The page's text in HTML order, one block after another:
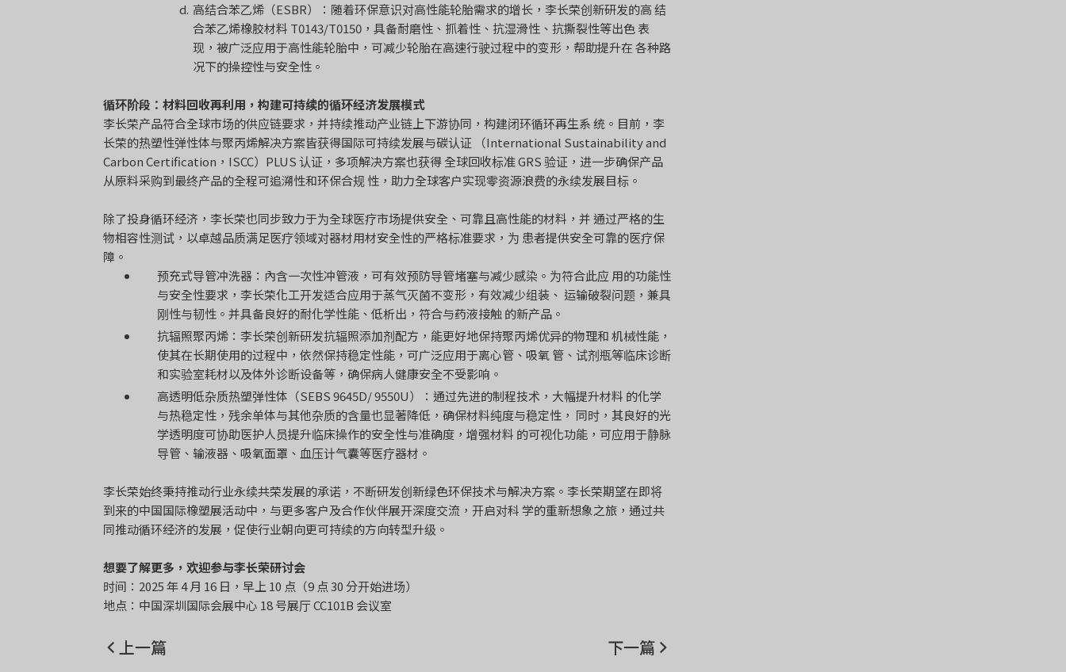
高结合苯乙烯（ESBR）：随着环保意识对高性能轮胎需求的增长，李长荣创新研发的高 结
合苯乙烯橡胶材料 T0143/T0150，具备耐磨性、抓着性、抗湿滑性、抗撕裂性等出色 表
现，被广泛应用于高性能轮胎中，可减少轮胎在高速行驶过程中的变形，帮助提升在 各种路
况下的操控性与安全性。
循环阶段：材料回收再利用，构建可持续的循环经济发展模式
李长荣产品符合全球市场的供应链要求，并持续推动产业链上下游协同，构建闭环循环再生系 统。目前，李
长荣的热塑性弹性体与聚丙烯解决方案皆获得国际可持续发展与碳认证 （International Sustainability and
Carbon Certification，ISCC）PLUS 认证，多项解决方案也获得 全球回收标准 GRS 验证，进一步确保产品
从原料采购到最终产品的全程可追溯性和环保合规 性，助力全球客户实现零资源浪费的永续发展目标。
除了投身循环经济，李长荣也同步致力于为全球医疗市场提供安全、可靠且高性能的材料，并 通过严格的生
物相容性测试，以卓越品质满足医疗领域对器材用材安全性的严格标准要求，为 患者提供安全可靠的医疗保
障。
预充式导管冲洗器：內含一次性冲管液，可有效预防导管堵塞与减少感染。为符合此应 用的功能性
与安全性要求，李长荣化工开发适合应用于蒸气灭菌不变形，有效减少组装、 运输破裂问题，兼具
刚性与韧性。并具备良好的耐化学性能、低析出，符合与药液接触 的新产品。
抗辐照聚丙烯：李长荣创新研发抗辐照添加剂配方，能更好地保持聚丙烯优异的物理和 机械性能，
使其在长期使用的过程中，依然保持稳定性能，可广泛应用于离心管、吸氧 管、试剂瓶等临床诊断
和实验室耗材以及体外诊断设备等，确保病人健康安全不受影响。
高透明低杂质热塑弹性体（SEBS 9645D/ 9550U）：通过先进的制程技术，大幅提升材料 的化学
与热稳定性，残余单体与其他杂质的含量也显著降低，确保材料纯度与稳定性， 同时，其良好的光
学透明度可协助医护人员提升临床操作的安全性与准确度，增强材料 的可视化功能，可应用于静脉
导管、输液器、吸氧面罩、血压计气囊等医疗器材。
李长荣始终秉持推动行业永续共荣发展的承诺，不断研发创新绿色环保技术与解决方案。李长荣期望在即将
到来的中国国际橡塑展活动中，与更多客户及合作伙伴展开深度交流，开启对科 学的重新想象之旅，通过共
同推动循环经济的发展，促使行业朝向更可持续的方向转型升级。
想要了解更多，欢迎参与李长荣研讨会
时间：2025 年 4 月 16 日，早上 10 点（9 点 30 分开始进场）
地点：中国深圳国际会展中心 18 号展厅 CC101B 会议室
上一篇 下一篇